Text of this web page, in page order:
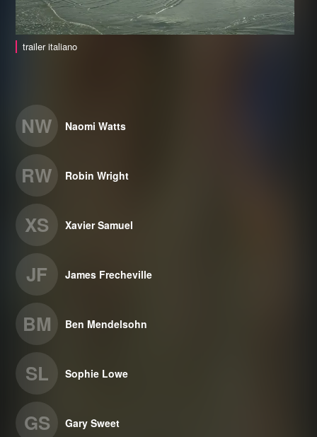
trailer italiano
NW Naomi Watts
RW Robin Wright
XS Xavier Samuel
JF James Frecheville
BM Ben Mendelsohn
SL Sophie Lowe
GS Gary Sweet